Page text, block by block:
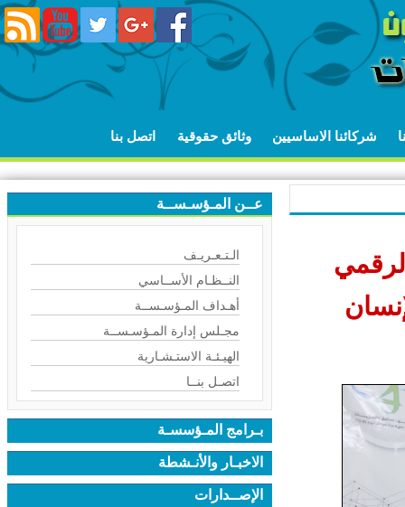
شركائنا الاساسيين وثائق حقوقية اتصل بنا
عــن المـؤسـســة
الـتـعـريـف
النــظـام الأســاسي
أهـداف المـؤسـســة
مجـلس إدارة المـؤسـســة
الهيـئـة الاستـشـارية
اتصـل بنــا
بـرامج المـؤسسـة
الاخبـار والأنـشطة
الإصــدارات